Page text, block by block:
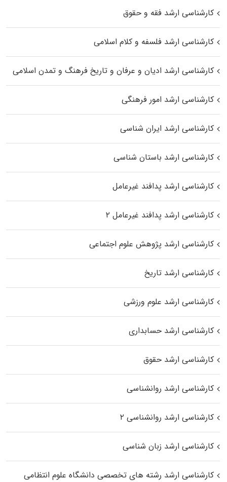
کارشناسی ارشد فقه و حقوق
کارشناسی ارشد فلسفه و کلام اسلامی
کارشناسی ارشد ادیان و عرفان و تاریخ فرهنگ و تمدن اسلامی
کارشناسی ارشد امور فرهنگی
کارشناسی ارشد ایران شناسی
کارشناسی ارشد باستان شناسی
کارشناسی ارشد پدافند غیرعامل
کارشناسی ارشد پدافند غیرعامل ۲
کارشناسی ارشد پژوهش علوم اجتماعی
کارشناسی ارشد تاریخ
کارشناسی ارشد علوم ورزشی
کارشناسی ارشد حسابداری
کارشناسی ارشد حقوق
کارشناسی ارشد روانشناسی
کارشناسی ارشد روانشناسی ۲
کارشناسی ارشد زبان شناسی
کارشناسی ارشد رﺷﺘﻪ ﻫﺎی تخصصی داﻧﺸﮕﺎه ﻋﻠﻮم انتظامی